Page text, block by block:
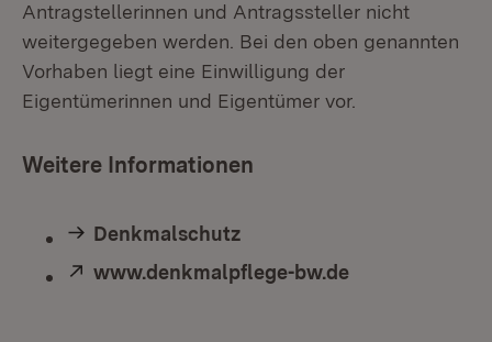
Antragstellerinnen und Antragssteller nicht
weitergegeben werden. Bei den oben genannten
Vorhaben liegt eine Einwilligung der
Eigentümerinnen und Eigentümer vor.
Weitere Informationen
Denkmalschutz
Extern:
www.denkmalpflege-bw.de